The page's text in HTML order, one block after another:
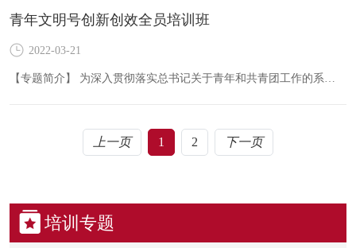
青年文明号创新创效全员培训班
2022-03-21
【专题简介】 为深入贯彻落实总书记关于青年和共青团工作的系列重要讲话精神，进一步服务“四个全面”战略任务的顺利完成，进一步动员广大青年文明号集体和创建集体立足本职岗位，矢志创新、…
上一页 1 2 下一页
培训专题